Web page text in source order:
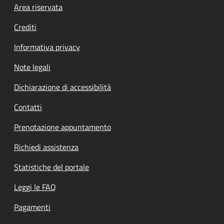
Footer menu
Area riservata
Crediti
Informativa privacy
Note legali
Dichiarazione di accessibilità
Contatti
Prenotazione appuntamento
Richiedi assistenza
Statistiche del portale
Leggi le FAQ
Pagamenti